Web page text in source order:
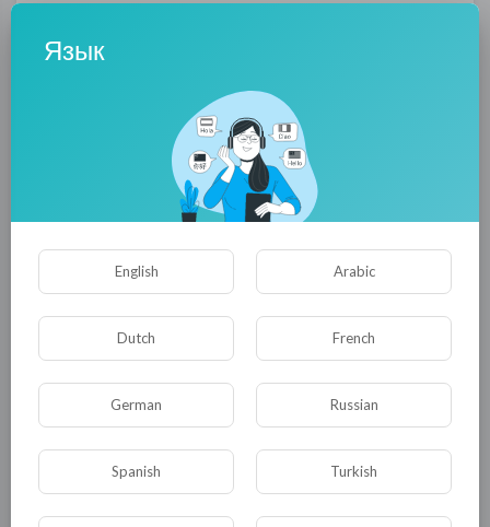
Комментариев нет
КАТЕГОРИИ
Язык
English Arabic
Dutch French
German Russian
Spanish Turkish